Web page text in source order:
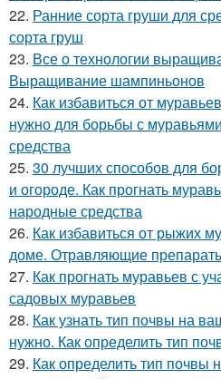
22. Ранние сорта груши для
сорта груш
23. Все о технологии
Выращивание шампиньонов
24. Как избавиться от
нужно для борьбы с
средства
25. 30 лучших способов для
и огороде. Как прогнать
народные средства
26. Как избавиться от рыжих
доме. Отравляющие
27. Как прогнать муравьев с
садовых муравьев
28. Как узнать тип почвы на
нужно. Как определить тип
29. Как определить тип почвы